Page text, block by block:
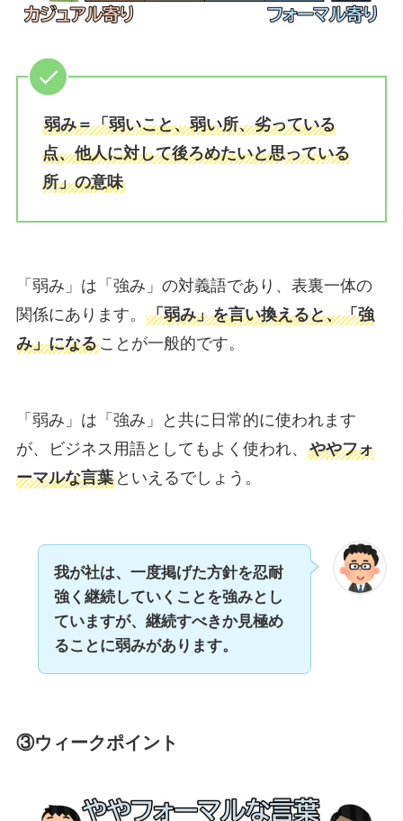
弱み＝「弱いこと、弱い所、劣っている
点、他人に対して後ろめたいと思っている
所」の意味
「弱み」は「強み」の対義語であり、表裏一体の
関係にあります。 「弱み」を言い換えると、「強
み」になることが一般的です。
「弱み」は「強み」と共に日常的に使われます
が、ビジネス用語としてもよく使われ、 ややフォ
ーマルな言葉といえるでしょう。
我が社は、一度掲げた方針を忍耐
強く継続していくことを強みとし
ていますが、継続すべきか見極め
ることに弱みがあります。
③ウィークポイント